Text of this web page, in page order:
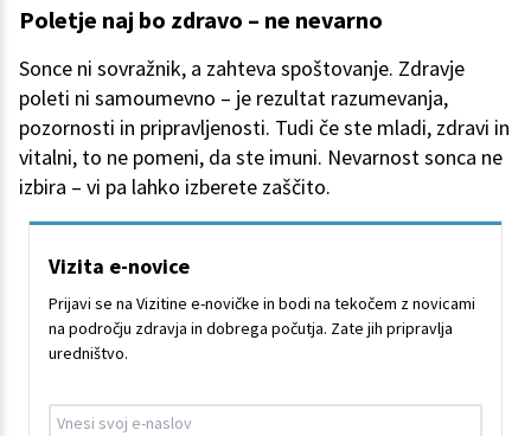
Poletje naj bo zdravo – ne nevarno
Sonce ni sovražnik, a zahteva spoštovanje. Zdravje
poleti ni samoumevno – je rezultat razumevanja,
pozornosti in pripravljenosti. Tudi če ste mladi, zdravi in
vitalni, to ne pomeni, da ste imuni. Nevarnost sonca ne
izbira – vi pa lahko izberete zaščito.
Vizita e-novice
Prijavi se na Vizitine e-novičke in bodi na tekočem z novicami
na področju zdravja in dobrega počutja. Zate jih pripravlja
uredništvo.